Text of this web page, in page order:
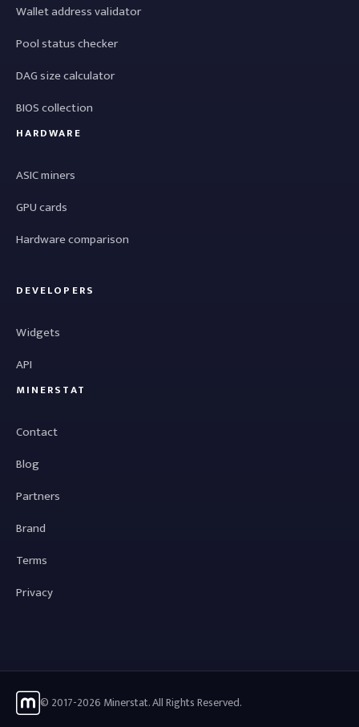
Wallet address validator
Pool status checker
DAG size calculator
BIOS collection
HARDWARE
ASIC miners
GPU cards
Hardware comparison
DEVELOPERS
Widgets
API
MINERSTAT
Contact
Blog
Partners
Brand
Terms
Privacy
© 2017-2026 Minerstat. All Rights Reserved.